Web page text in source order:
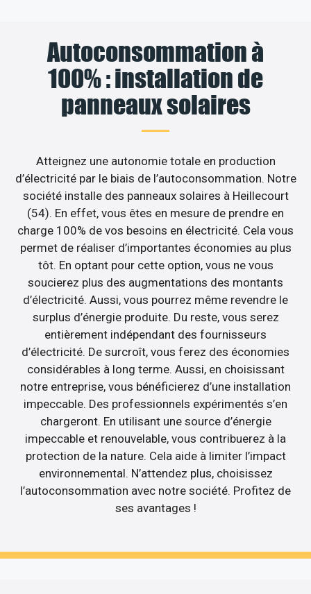
Autoconsommation à
100% : installation de
panneaux solaires
Atteignez une autonomie totale en production
d’électricité par le biais de l’autoconsommation. Notre
société installe des panneaux solaires à Heillecourt
(54). En effet, vous êtes en mesure de prendre en
charge 100% de vos besoins en électricité. Cela vous
permet de réaliser d’importantes économies au plus
tôt. En optant pour cette option, vous ne vous
soucierez plus des augmentations des montants
d’électricité. Aussi, vous pourrez même revendre le
surplus d’énergie produite. Du reste, vous serez
entièrement indépendant des fournisseurs
d’électricité. De surcroît, vous ferez des économies
considérables à long terme. Aussi, en choisissant
notre entreprise, vous bénéficierez d’une installation
impeccable. Des professionnels expérimentés s’en
chargeront. En utilisant une source d’énergie
impeccable et renouvelable, vous contribuerez à la
protection de la nature. Cela aide à limiter l’impact
environnemental. N’attendez plus, choisissez
l’autoconsommation avec notre société. Profitez de
ses avantages !